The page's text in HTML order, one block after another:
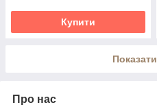
Купити
Про нас